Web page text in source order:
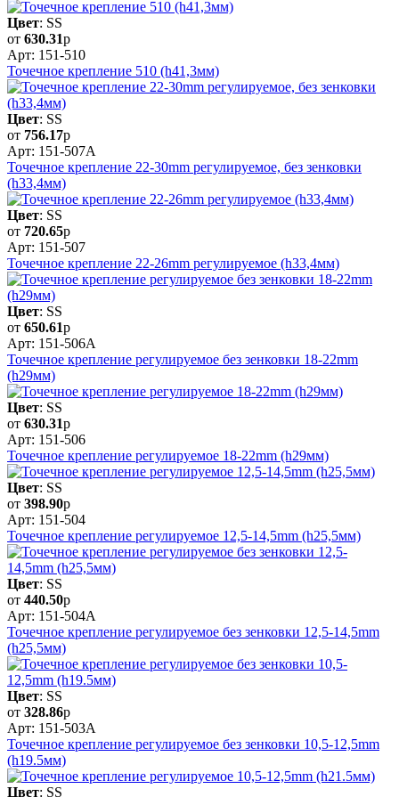
Цвет: SS
от 630.31р
Арт: 151-510
Точечное крепление 510 (h41,3мм)
Цвет: SS
от 756.17р
Арт: 151-507А
Точечное крепление 22-30mm регулируемое, без зенковки
(h33,4мм)
Цвет: SS
от 720.65р
Арт: 151-507
Точечное крепление 22-26mm регулируемое (h33,4мм)
Цвет: SS
от 650.61р
Арт: 151-506А
Точечное крепление регулируемое без зенковки 18-22mm
(h29мм)
Цвет: SS
от 630.31р
Арт: 151-506
Точечное крепление регулируемое 18-22mm (h29мм)
Цвет: SS
от 398.90р
Арт: 151-504
Точечное крепление регулируемое 12,5-14,5mm (h25,5мм)
Цвет: SS
от 440.50р
Арт: 151-504А
Точечное крепление регулируемое без зенковки 12,5-14,5mm
(h25,5мм)
Цвет: SS
от 328.86р
Арт: 151-503А
Точечное крепление регулируемое без зенковки 10,5-12,5mm
(h19.5мм)
Цвет: SS